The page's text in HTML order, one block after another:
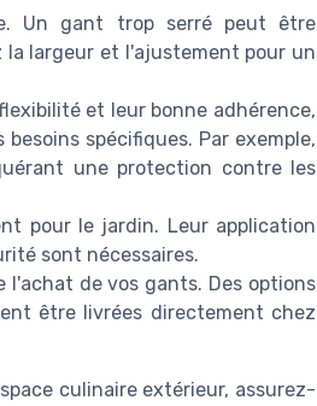
Un gant trop serré peut être
largeur et l'ajustement pour un
et leur bonne adhérence,
spécifiques. Par exemple,
une protection contre les
pour le jardin. Leur application
sont nécessaires.
de vos gants. Des options
être livrées directement chez
culinaire extérieur, assurez-